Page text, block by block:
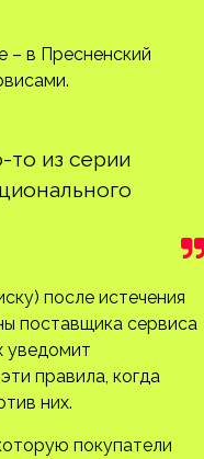
– в Пресненский
то из серии
после истечения
поставщика сервиса
уведомит
правила, когда
них.
покупатели